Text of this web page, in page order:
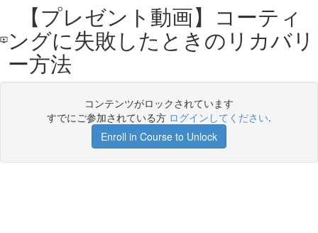
【プレゼント動画】コーティ
ングに失敗したときのリカバリ
ー方法
コンテンツがロックされています
すでにご参加されている方 ログインしてください.
Enroll in Course to Unlock